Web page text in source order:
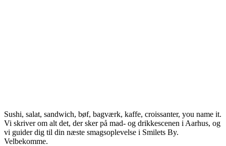
Sushi, salat, sandwich, bøf, bagværk, kaffe, croissanter, you name it.
Vi skriver om alt det, der sker på mad- og drikkescenen i Aarhus, og
vi guider dig til din næste smagsoplevelse i Smilets By.
Velbekomme.